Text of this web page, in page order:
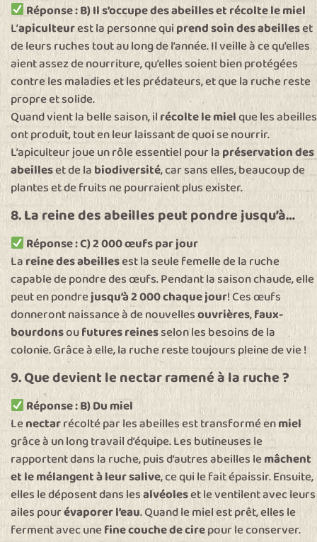
Réponse : B) Il s’occupe des abeilles et récolte le miel
L’apiculteurest la personne quiprend soin des abeilleset
de leurs ruches tout au long de l’année. Il veille à ce qu’elles
aient assez de nourriture, qu’elles soient bien protégées
contre les maladies et les prédateurs, et que la ruche reste
propre et solide.
Quand vient la belle saison, ilrécolte le mielque les abeilles
ont produit, tout en leur laissant de quoi se nourrir.
L’apiculteur joue un rôle essentiel pour lapréservation des
abeilleset de labiodiversité, car sans elles, beaucoup de
plantes et de fruits ne pourraient plus exister.
8. La reine des abeilles peut pondre jusqu’à…
Réponse : C) 2 000 œufs par jour
Lareine des abeillesest la seule femelle de la ruche
capable de pondre des œufs. Pendant la saison chaude, elle
peut en pondrejusqu’à 2 000 chaque jour! Ces œufs
donneront naissance à de nouvellesouvrières,faux-
bourdonsoufutures reinesselon les besoins de la
colonie. Grâce à elle, la ruche reste toujours pleine de vie !
9. Que devient le nectar ramené à la ruche ?
Réponse : B) Du miel
Lenectarrécolté par les abeilles est transformé enmiel
grâce à un long travail d’équipe. Les butineuses le
rapportent dans la ruche, puis d’autres abeilles lemâchent
et le mélangent à leur salive, ce qui le fait épaissir. Ensuite,
elles le déposent dans lesalvéoleset le ventilent avec leurs
ailes pourévaporer l’eau. Quand le miel est prêt, elles le
ferment avec unefine couche de cirepour le conserver.